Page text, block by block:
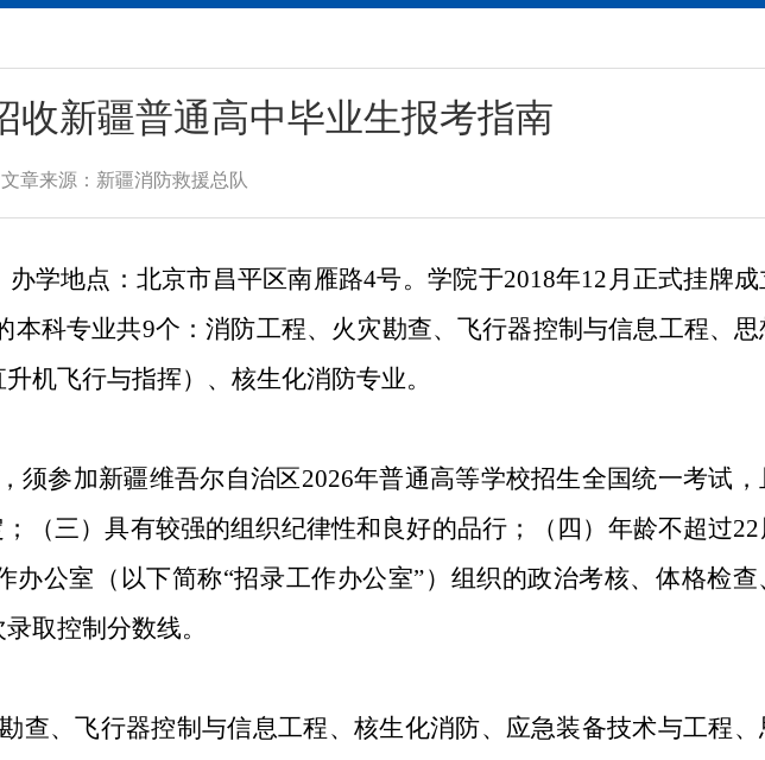
收新疆普通高中毕业生报考指南
文章来源：新疆消防救援总队
办学地点：北京市昌平区南雁路4号。学院于2018年12月正式挂牌
科专业共9个：消防工程、火灾勘查、飞行器控制与信息工程、
机飞行与指挥）、核生化消防专业。
参加新疆维吾尔自治区2026年普通高等学校招生全国统一考试
（三）具有较强的组织纪律性和良好的品行；（四）年龄不超过
公室（以下简称“招录工作办公室”）组织的政治考核、体格检
取控制分数线。
查、飞行器控制与信息工程、核生化消防、应急装备技术与工程